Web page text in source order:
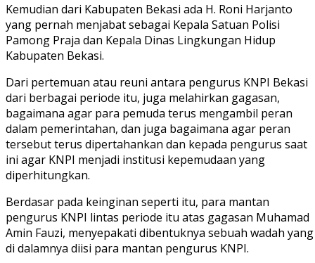
Kemudian dari Kabupaten Bekasi ada H. Roni Harjanto
yang pernah menjabat sebagai Kepala Satuan Polisi
Pamong Praja dan Kepala Dinas Lingkungan Hidup
Kabupaten Bekasi.
Dari pertemuan atau reuni antara pengurus KNPI Bekasi
dari berbagai periode itu, juga melahirkan gagasan,
bagaimana agar para pemuda terus mengambil peran
dalam pemerintahan, dan juga bagaimana agar peran
tersebut terus dipertahankan dan kepada pengurus saat
ini agar KNPI menjadi institusi kepemudaan yang
diperhitungkan.
Berdasar pada keinginan seperti itu, para mantan
pengurus KNPI lintas periode itu atas gagasan Muhamad
Amin Fauzi, menyepakati dibentuknya sebuah wadah yang
di dalamnya diisi para mantan pengurus KNPI.